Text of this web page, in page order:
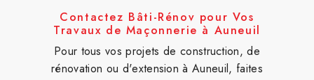
Contactez Bâti-Rénov pour Vos
Travaux de Maçonnerie à Auneuil
Pour tous vos projets de construction, de
rénovation ou d'extension à Auneuil, faites